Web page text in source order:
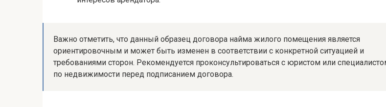
Важно отметить, что данный образец договора найма жилого помещения является
ориентировочным и может быть изменен в соответствии с конкретной ситуацией и
требованиями сторон. Рекомендуется проконсультироваться с юристом или
по недвижимости перед подписанием договора.